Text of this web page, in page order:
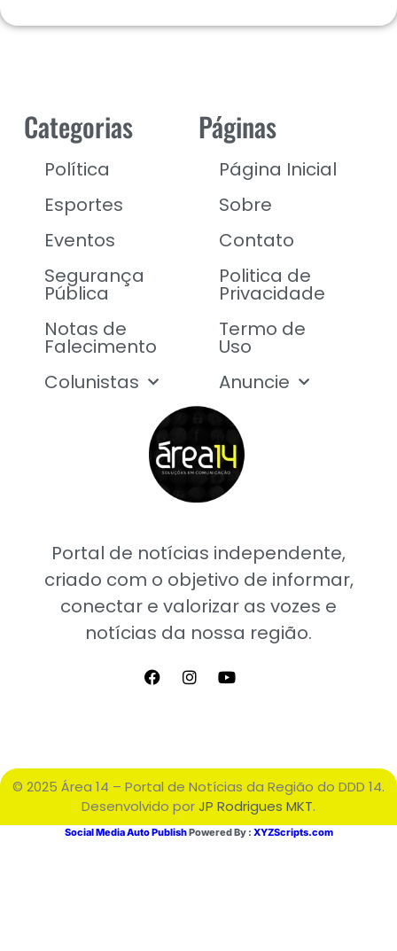
Portal de notícias independente,
criado com o objetivo de informar,
conectar e valorizar as vozes e
notícias da nossa região.
Categorias
Política
Esportes
Eventos
Segurança
Pública
Notas de
Falecimento
Colunistas
Páginas
Página Inicial
Sobre
Contato
Politica de
Privacidade
Termo de
Uso
Anuncie
© 2025 Área 14 – Portal de Notícias da Região do DDD 14.
Desenvolvido porJP Rodrigues MKT.
Social Media Auto PublishPowered By : XYZScripts.com